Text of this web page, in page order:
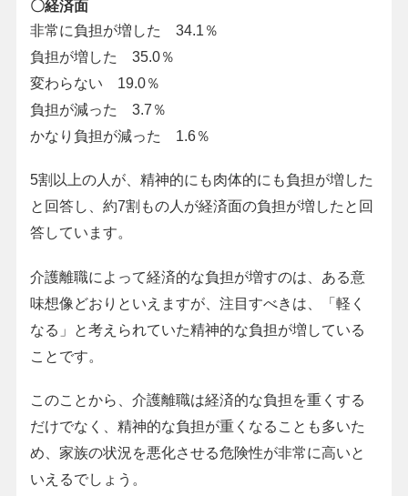
〇経済面
非常に負担が増した 34.1％
負担が増した 35.0％
変わらない 19.0％
負担が減った 3.7％
かなり負担が減った 1.6％
5割以上の人が、精神的にも肉体的にも負担が増した
と回答し、約7割もの人が経済面の負担が増したと回
答しています。
介護離職によって経済的な負担が増すのは、ある意
味想像どおりといえますが、注目すべきは、「軽く
なる」と考えられていた精神的な負担が増している
ことです。
このことから、介護離職は経済的な負担を重くする
だけでなく、精神的な負担が重くなることも多いた
め、家族の状況を悪化させる危険性が非常に高いと
いえるでしょう。